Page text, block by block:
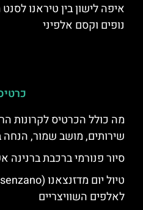
איפה לישון בין טיראנו
נופים וקסם אלפיני
מה כולל הכרטיס לקרונות
שירותים, מושב שמור,
סיור פנורמי ברכבת
לאלפים השוויצריים